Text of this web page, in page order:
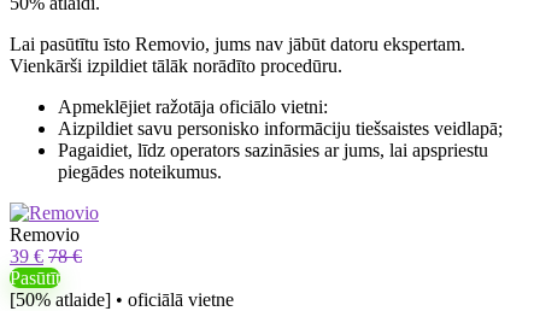
Lai pasūtītu īsto Removio, jums nav jābūt datoru ekspertam.
Vienkārši izpildiet tālāk norādīto procedūru.
Apmeklējiet ražotāja oficiālo vietni:
Aizpildiet savu personisko informāciju tiešsaistes veidlapā;
Pagaidiet, līdz operators sazināsies ar jums, lai apspriestu
piegādes noteikumus.
Removio
39 € 78 €
Pasūtīt
[50% atlaide] • oficiālā vietne